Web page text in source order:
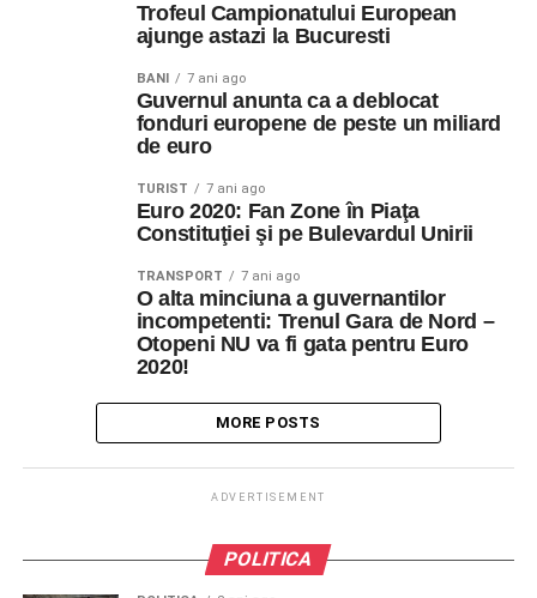
Trofeul Campionatului European
ajunge astazi la Bucuresti
BANI 7 ani ago
Guvernul anunta ca a deblocat
fonduri europene de peste un miliard
de euro
TURIST 7 ani ago
Euro 2020: Fan Zone în Piaţa
Constituţiei şi pe Bulevardul Unirii
TRANSPORT 7 ani ago
O alta minciuna a guvernantilor
incompetenti: Trenul Gara de Nord –
Otopeni NU va fi gata pentru Euro
2020!
MORE POSTS
ADVERTISEMENT
POLITICA